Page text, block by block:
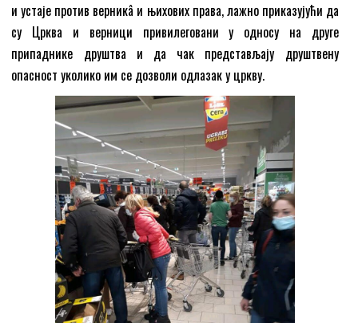
и устаје против верникâ и њихових права, лажно приказујући да
су Црква и верници привилеговани у односу на друге
припаднике друштва и да чак представљају друштвену
опасност уколико им се дозволи одлазак у цркву.